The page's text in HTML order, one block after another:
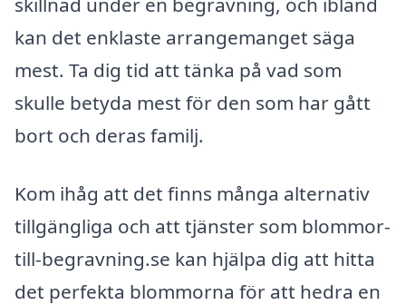
kan det enklaste arrangemanget säga
mest. Ta dig tid att tänka på vad som
skulle betyda mest för den som har gått
bort och deras familj.
Kom ihåg att det finns många alternativ
tillgängliga och att tjänster som blommor-
till-begravning.se kan hjälpa dig att hitta
det perfekta blommorna för att hedra en